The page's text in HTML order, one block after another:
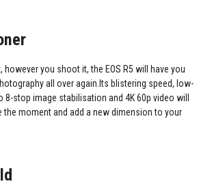
however you shoot it, the EOS R5 will have you
all over again.Its blistering speed, low-
8-stop image stabilisation and 4K 60p video will
moment and add a new dimension to your